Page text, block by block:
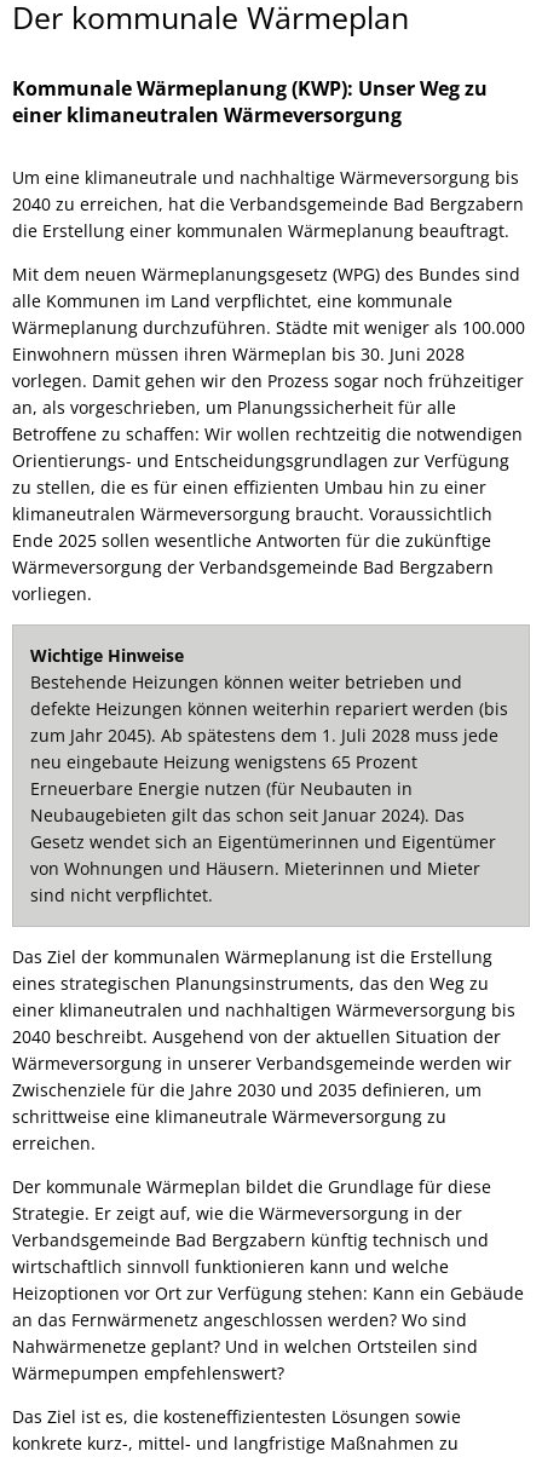
Der kommunale Wärmeplan
Kommunale Wärmeplanung (KWP): Unser Weg zu
einer klimaneutralen Wärmeversorgung
Um eine klimaneutrale und nachhaltige Wärmeversorgung bis
2040 zu erreichen, hat die Verbandsgemeinde Bad Bergzabern
die Erstellung einer kommunalen Wärmeplanung beauftragt.
Mit dem neuen Wärmeplanungsgesetz (WPG) des Bundes sind
alle Kommunen im Land verpflichtet, eine kommunale
Wärmeplanung durchzuführen. Städte mit weniger als 100.000
Einwohnern müssen ihren Wärmeplan bis 30. Juni 2028
vorlegen. Damit gehen wir den Prozess sogar noch frühzeitiger
an, als vorgeschrieben, um Planungssicherheit für alle
Betroffene zu schaffen: Wir wollen rechtzeitig die notwendigen
Orientierungs- und Entscheidungsgrundlagen zur Verfügung
zu stellen, die es für einen effizienten Umbau hin zu einer
klimaneutralen Wärmeversorgung braucht. Voraussichtlich
Ende 2025 sollen wesentliche Antworten für die zukünftige
Wärmeversorgung der Verbandsgemeinde Bad Bergzabern
vorliegen.
Wichtige Hinweise
Bestehende Heizungen können weiter betrieben und
defekte Heizungen können weiterhin repariert werden (bis
zum Jahr 2045). Ab spätestens dem 1. Juli 2028 muss jede
neu eingebaute Heizung wenigstens 65 Prozent
Erneuerbare Energie nutzen (für Neubauten in
Neubaugebieten gilt das schon seit Januar 2024). Das
Gesetz wendet sich an Eigentümerinnen und Eigentümer
von Wohnungen und Häusern. Mieterinnen und Mieter
sind nicht verpflichtet.
Das Ziel der kommunalen Wärmeplanung ist die Erstellung
eines strategischen Planungsinstruments, das den Weg zu
einer klimaneutralen und nachhaltigen Wärmeversorgung bis
2040 beschreibt. Ausgehend von der aktuellen Situation der
Wärmeversorgung in unserer Verbandsgemeinde werden wir
Zwischenziele für die Jahre 2030 und 2035 definieren, um
schrittweise eine klimaneutrale Wärmeversorgung zu
erreichen.
Der kommunale Wärmeplan bildet die Grundlage für diese
Strategie. Er zeigt auf, wie die Wärmeversorgung in der
Verbandsgemeinde Bad Bergzabern künftig technisch und
wirtschaftlich sinnvoll funktionieren kann und welche
Heizoptionen vor Ort zur Verfügung stehen: Kann ein Gebäude
an das Fernwärmenetz angeschlossen werden? Wo sind
Nahwärmenetze geplant? Und in welchen Ortsteilen sind
Wärmepumpen empfehlenswert?
Das Ziel ist es, die kosteneffizientesten Lösungen sowie
konkrete kurz-, mittel- und langfristige Maßnahmen zu